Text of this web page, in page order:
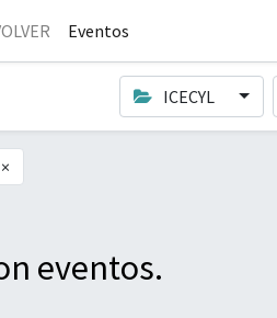
Eventos
ICECYL
×
eventos.